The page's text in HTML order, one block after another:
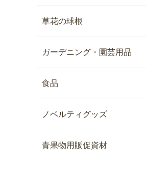
草花の球根
ガーデニング・園芸用品
食品
ノベルティグッズ
青果物用販促資材